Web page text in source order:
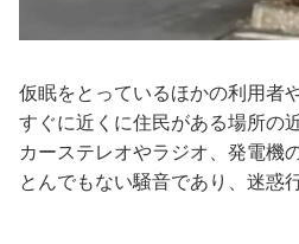
仮眠をとっているほかの利用者
すぐに近くに住民がある場所の
カーステレオやラジオ、発電機
とんでもない騒音であり、迷惑